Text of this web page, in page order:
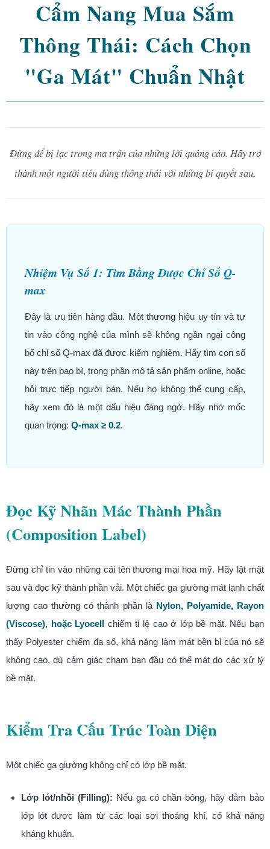
Cẩm Nang Mua Sắm
Thông Thái: Cách Chọn
"Ga Mát" Chuẩn Nhật
Đừng để bị lạc trong ma trận của những lời quảng cáo. Hãy trở
thành một người tiêu dùng thông thái với những bí quyết sau.
Nhiệm Vụ Số 1: Tìm Bằng Được Chỉ Số Q-
max
Đây là ưu tiên hàng đầu. Một thương hiệu uy tín và tự
tin vào công nghệ của mình sẽ không ngần ngại công
bố chỉ số Q-max đã được kiểm nghiệm. Hãy tìm con số
này trên bao bì, trong phần mô tả sản phẩm online, hoặc
hỏi trực tiếp người bán. Nếu họ không thể cung cấp,
hãy xem đó là một dấu hiệu đáng ngờ. Hãy nhớ mốc
quan trọng: Q-max ≥ 0.2.
Đọc Kỹ Nhãn Mác Thành Phần
(Composition Label)
Đừng chỉ tin vào những cái tên thương mại hoa mỹ. Hãy lật mặt
sau và đọc kỹ thành phần vải. Một chiếc ga giường mát lạnh chất
lượng cao thường có thành phần là Nylon, Polyamide, Rayon
(Viscose), hoặc Lyocell chiếm tỉ lệ cao ở lớp bề mặt. Nếu bạn
thấy Polyester chiếm đa số, khả năng làm mát bền bỉ của nó sẽ
không cao, dù cảm giác chạm ban đầu có thể mát do các xử lý
bề mặt.
Kiểm Tra Cấu Trúc Toàn Diện
Một chiếc ga giường không chỉ có lớp bề mặt.
Lớp lót/nhồi (Filling): Nếu ga có chần bông, hãy đảm bảo
lớp lót được làm từ các loại sợi thoáng khí, có khả năng
kháng khuẩn.